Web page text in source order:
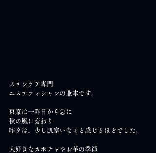
スキンケア専門
エステティシャンの兼本です。
東京は一昨日から急に
秋の風に変わり
昨夕は、少し肌寒いなぁと感じるほどでした。
大好きなカボチャやお芋の季節